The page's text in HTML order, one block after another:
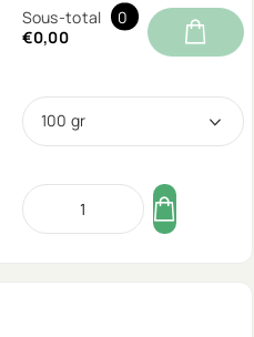
Sous-total
0
€0,00
100 gr